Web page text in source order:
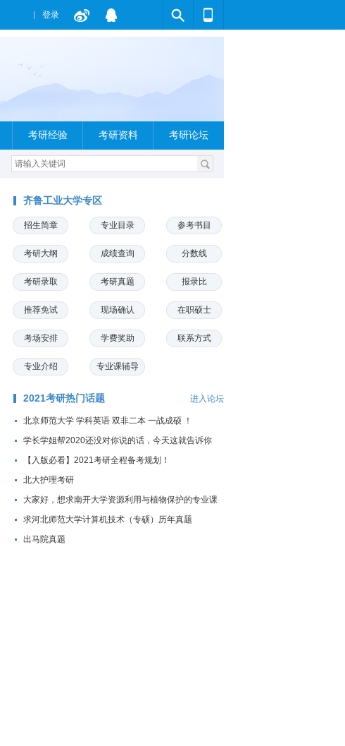
登录
考研经验 考研资料 考研论坛
齐鲁工业大学专区
招生简章 专业目录 参考书目
考研大纲 成绩查询 分数线
考研录取 考研真题 报录比
推荐免试 现场确认 在职硕士
考场安排 学费奖助 联系方式
专业介绍 专业课辅导
2021考研热门话题 进入论坛
北京师范大学 学科英语 双非二本 一战成硕 ！
学长学姐帮2020还没对你说的话，今天这就告诉你
【入版必看】2021考研全程备考规划！
北大护理考研
大家好，想求南开大学资源利用与植物保护的专业课
资料...
求河北师范大学计算机技术（专硕）历年真题
出马院真题